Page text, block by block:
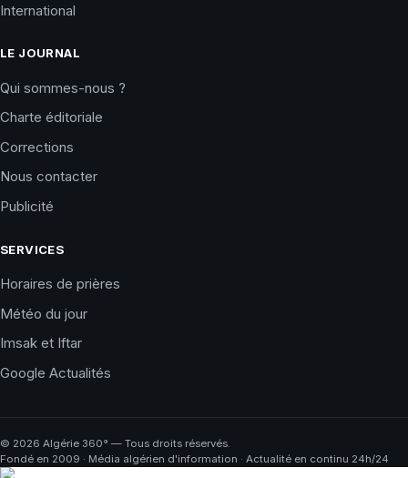
International
LE JOURNAL
Qui sommes-nous ?
Charte éditoriale
Corrections
Nous contacter
Publicité
SERVICES
Horaires de prières
Météo du jour
Imsak et Iftar
Google Actualités
© 2026 Algérie 360° — Tous droits réservés.
Fondé en 2009 · Média algérien d'information · Actualité en continu 24h/24